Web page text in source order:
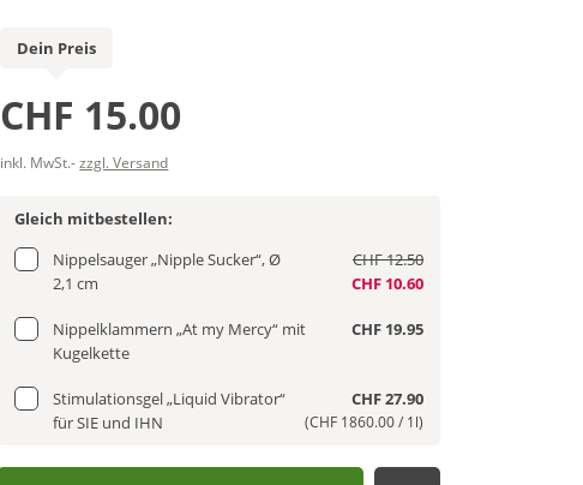
Dein Preis
CHF 15.00
inkl. MwSt.-zzgl. Versand
Gleich mitbestellen:
Nippelsauger „Nipple Sucker“, Ø
2,1 cm
CHF 12.50
CHF 10.60
Nippelklammern „At my Mercy“ mit
Kugelkette
CHF 19.95
Stimulationsgel „Liquid Vibrator“
für SIE und IHN
CHF 27.90
(CHF 1860.00 / 1l)